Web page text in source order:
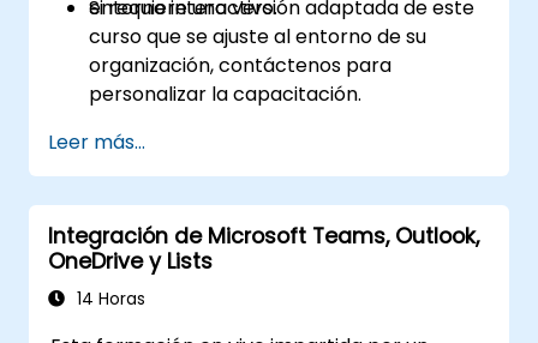
entorno interactivo.
Si requiere una versión adaptada de este
curso que se ajuste al entorno de su
organización, contáctenos para
personalizar la capacitación.
Leer más...
Integración de Microsoft Teams, Outlook,
OneDrive y Lists
14 Horas